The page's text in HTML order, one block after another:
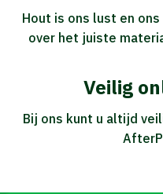
Hout is ons lust en
over het juiste
Veilig
Bij ons kunt u altijd